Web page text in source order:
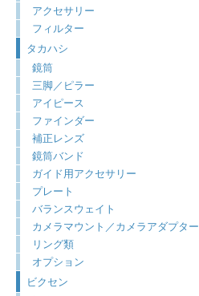
アクセサリー
フィルター
タカハシ
鏡筒
三脚／ピラー
アイピース
ファインダー
補正レンズ
鏡筒バンド
ガイド用アクセサリー
プレート
バランスウェイト
カメラマウント／カメラアダプター
リング類
オプション
ビクセン